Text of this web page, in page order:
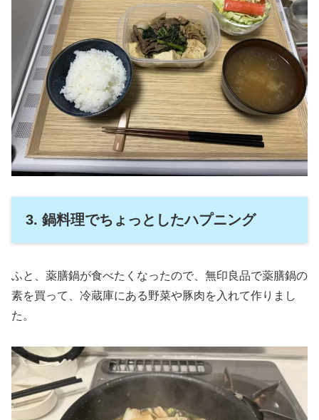
3. 鍋料理でちょっとしたハプニング
ふと、薬膳鍋が食べたくなったので、無印良品で薬膳鍋の
素を買って、冷蔵庫にある野菜や豚肉を入れて作りまし
た。